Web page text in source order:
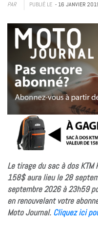
PAR PUBLIÉ LE - 16 JANVIER
Le tirage du sac à dos KTM
158$ aura lieu le 28
septembre 2026 à 23h59
en renouvelant votre
Moto Journal. Cliquez ici